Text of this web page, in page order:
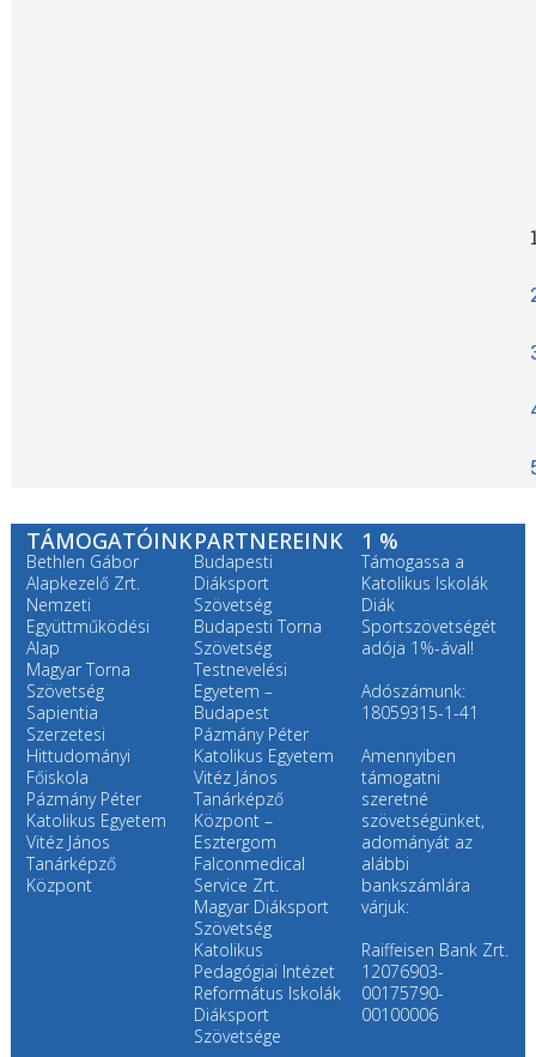
TÁMOGATÓINK
Bethlen Gábor
Alapkezelő Zrt.
Nemzeti
Együttműködési
Alap
Magyar Torna
Szövetség
Sapientia
Szerzetesi
Hittudományi
Főiskola
Pázmány Péter
Katolikus Egyetem
Vitéz János
Tanárképző
Központ
PARTNEREINK
Budapesti
Diáksport
Szövetség
Budapesti Torna
Szövetség
Testnevelési
Egyetem –
Budapest
Pázmány Péter
Katolikus Egyetem
Vitéz János
Tanárképző
Központ –
Esztergom
Falconmedical
Service Zrt.
Magyar Diáksport
Szövetség
Katolikus
Pedagógiai Intézet
Református Iskolák
Diáksport
Szövetsége
1 %
Támogassa a
Katolikus Iskolák
Diák
Sportszövetségét
adója 1%-ával!
Adószámunk:
18059315-1-41
Amennyiben
támogatni
szeretné
szövetségünket,
adományát az
alábbi
bankszámlára
várjuk:
Raiffeisen Bank Zrt.
12076903-
00175790-
00100006